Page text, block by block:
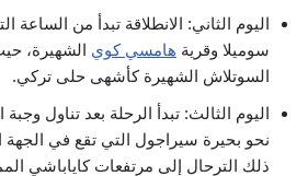
اليوم الثاني: الانطلاقة تبدأ من الساعة
سوميلا وقرية هامسي كوي الشهيرة،
السوتلاش الشهيرة كأشهى حلى تركي.
اليوم الثالث: تبدأ الرحلة بعد تناول وجبة
نحو بحيرة سيراجول التي تقع في الجهة
ذلك الترحال إلى مرتفعات كاياباشي